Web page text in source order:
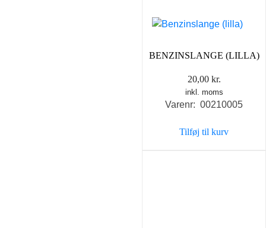
BENZINSLANGE (LILLA)
20,00 kr.
inkl. moms
Varenr: 00210005
Tilføj til kurv